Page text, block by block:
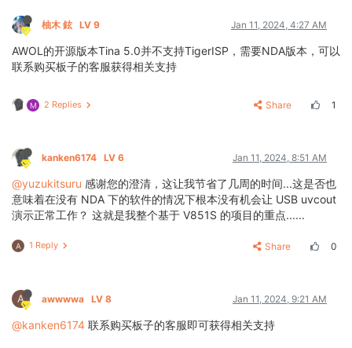
柚木 鉉 LV 9 Jan 11, 2024, 4:27 AM
AWOL的开源版本Tina 5.0并不支持TigerISP，需要NDA版本，可以
联系购买板子的客服获得相关支持
M 2 Replies Share 1
kanken6174 LV 6 Jan 11, 2024, 8:51 AM
@yuzukitsuru 感谢您的澄清，这让我节省了几周的时间...这是否也
意味着在没有 NDA 下的软件的情况下根本没有机会让 USB uvcout
演示正常工作？ 这就是我整个基于 V851S 的项目的重点......
A 1 Reply Share 0
A awwwwa LV 8 Jan 11, 2024, 9:21 AM
@kanken6174 联系购买板子的客服即可获得相关支持